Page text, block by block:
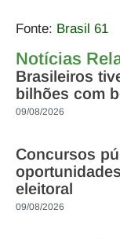
Fonte: Brasil 61
Notícias
Brasileiros
bilhões com
09/08/2026
Concursos
eleitoral
09/08/2026